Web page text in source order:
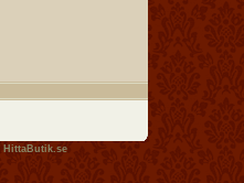
HittaButik.se